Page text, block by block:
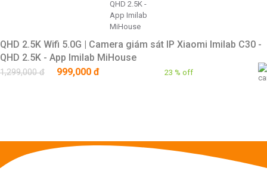
QHD 2.5K Wifi 5.0G | Camera giám sát IP Xiaomi Imilab C30 -
QHD 2.5K - App Imilab MiHouse
1,299,000 đ 999,000 đ 23 % off